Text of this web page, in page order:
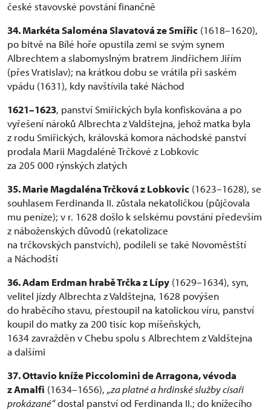
české stavovské povstání finančně
34. Markéta Saloména Slavatová ze Smiřic (1618–1620),
po bitvě na Bílé hoře opustila zemi se svým synem
Albrechtem a slabomyslným bratrem Jindřichem Jiřím
(přes Vratislav); na krátkou dobu se vrátila při saském
vpádu (1631), kdy navštívila také Náchod
1621–1623, panství Smiřických byla konfiskována a po
vyřešení nároků Albrechta z Valdštejna, jehož matka byla
z rodu Smiřických, královská komora náchodské panství
prodala Marii Magdaléně Trčkové z Lobkovic
za 205 000 rýnských zlatých
35. Marie Magdaléna Trčková z Lobkovic (1623–1628), se
souhlasem Ferdinanda II. zůstala nekatoličkou (půjčovala
mu peníze); v r. 1628 došlo k selskému povstání především
z náboženských důvodů (rekatolizace
na trčkovských panstvích), podíleli se také Novoměstští
a Náchodští
36. Adam Erdman hrabě Trčka z Lípy (1629–1634), syn,
velitel jízdy Albrechta z Valdštejna, 1628 povýšen
do hraběcího stavu, přestoupil na katolickou víru, panství
koupil do matky za 200 tisíc kop míšeňských,
1634 zavražděn v Chebu spolu s Albrechtem z Valdštejna
a dalšími
37. Ottavio kníže Piccolomini de Arragona, vévoda
z Amalfi (1634–1656), „za platné a hrdinské služby císaři
prokázané“dostal panství od Ferdinanda II.; do knížecího